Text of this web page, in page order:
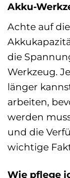
Akku-
Achte auf
die
Werkzeug.
länger
arbeiten,
werden
und die
wichtige
Wie pflege